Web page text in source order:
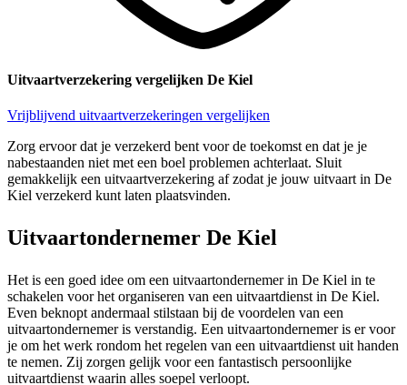
Uitvaartverzekering vergelijken De Kiel
Vrijblijvend uitvaartverzekeringen vergelijken
Zorg ervoor dat je verzekerd bent voor de toekomst en dat je je
nabestaanden niet met een boel problemen achterlaat. Sluit
gemakkelijk een uitvaartverzekering af zodat je jouw uitvaart in De
Kiel verzekerd kunt laten plaatsvinden.
Uitvaartondernemer De Kiel
Het is een goed idee om een uitvaartondernemer in De Kiel in te
schakelen voor het organiseren van een uitvaartdienst in De Kiel.
Even beknopt andermaal stilstaan bij de voordelen van een
uitvaartondernemer is verstandig. Een uitvaartondernemer is er voor
je om het werk rondom het regelen van een uitvaartdienst uit handen
te nemen. Zij zorgen gelijk voor een fantastisch persoonlijke
uitvaartdienst waarin alles soepel verloopt.